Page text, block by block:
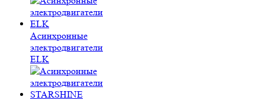
Асинхронные
электродвигатели
ELK